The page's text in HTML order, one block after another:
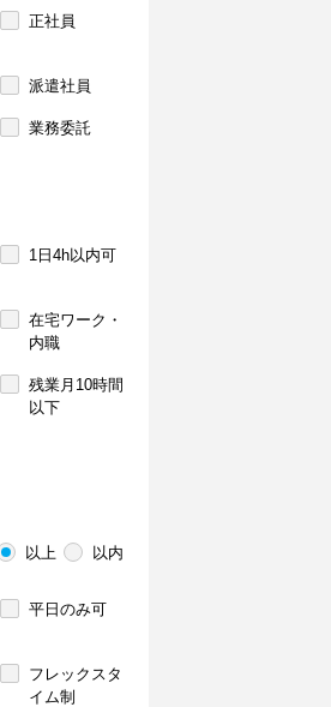
正社員
派遣社員
業務委託
1日4h以内可
在宅ワーク・
内職
残業月10時間
以下
以上 以内
平日のみ可
フレックスタ
イム制